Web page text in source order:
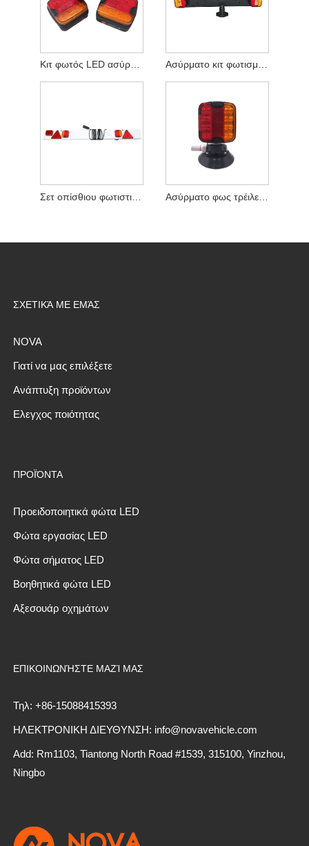
Ασύρματο κιτ φωτισμού τρέιλερ LED με σανίδα
Ασύρματο φως τρέιλερ LED
ΣΧΕΤΙΚΆ ΜΕ ΕΜΆΣ
NOVA
Γιατί να μας επιλέξετε
Ανάπτυξη προϊόντων
Ελεγχος ποιότητας
ΠΡΟΪΌΝΤΑ
Προειδοποιητικά φώτα LED
Φώτα εργασίας LED
Φώτα σήματος LED
Βοηθητικά φώτα LED
Αξεσουάρ οχημάτων
ΕΠΙΚΟΙΝΩΝΉΣΤΕ ΜΑΖΊ ΜΑΣ
Τηλ: +86-15088415393
ΗΛΕΚΤΡΟΝΙΚΗ ΔΙΕΥΘΥΝΣΗ: info@novavehicle.com
Add: Rm1103, Tiantong North Road #1539, 315100, Yinzhou,
Ningbo